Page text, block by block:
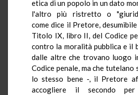
etica di un popolo in un dato
l'altro più ristretto o
come dice il Pretore,
Titolo IX, libro II, del Codice
contro la moralità pubblica e il
dalle altre che trovano luogo
Codice penale, ma che tutelano
lo stesso bene -, il Pretore
accogliere il secondo